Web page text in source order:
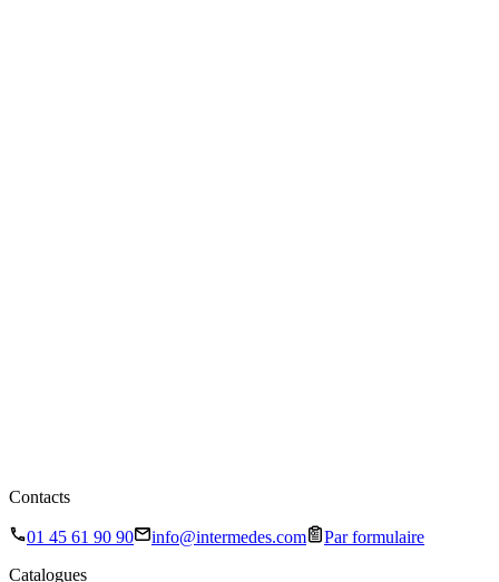
Contacts
01 45 61 90 90 info@intermedes.com
Par formulaire
Catalogues